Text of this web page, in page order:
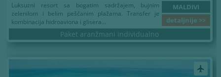
MALDIVI
detaljnije >>
Luksuzni resort sa bogatim sadržajem, bujnim
zelenilom i belim peščanim plažama. Transfer je
kombinacija hidroaviona i glisera...
Paket aranžmani individualno
airplanemode_active